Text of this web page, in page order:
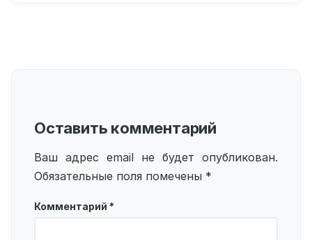
Оставить комментарий
Ваш адрес email не будет опубликован.
Обязательные поля помечены *
Комментарий *